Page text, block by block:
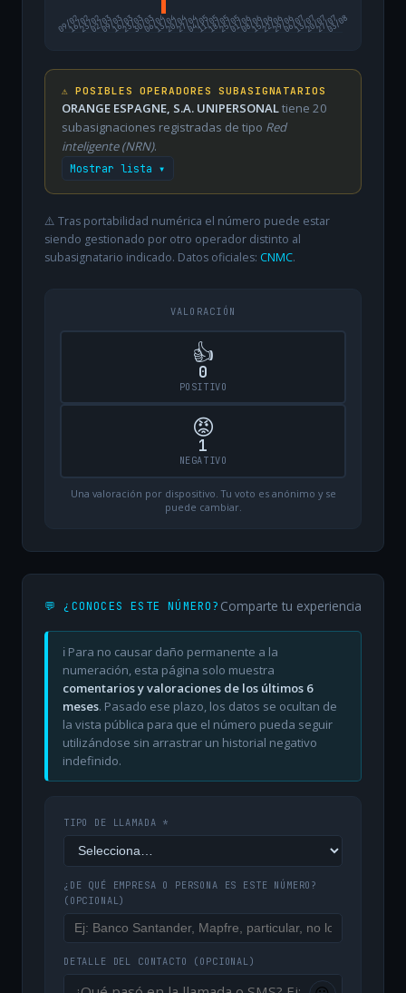
09/02
16/0223/0202/0309/0316/0323/0330/0306/0413/0420/0427/0404/0511/0518/0525/0501/0608/0615/0622/0629/0606/0713/0720/0727/07
03/08
⚠️ POSIBLES OPERADORES SUBASIGNATARIOS
ORANGE ESPAGNE, S.A. UNIPERSONALtiene 20
subasignaciones registradas de tipo Red
inteligente (NRN).
Mostrar lista ▾
⚠️ Tras portabilidad numérica el número puede estar
siendo gestionado por otro operador distinto al
subasignatario indicado. Datos oficiales: CNMC.
VALORACIÓN
👍
0
POSITIVO
😡
1
NEGATIVO
Una valoración por dispositivo. Tu voto es anónimo y se
puede cambiar.
💬 ¿CONOCES ESTE NÚMERO? Comparte tu experiencia
ℹ️ Para no causar daño permanente a la
numeración, esta página solo muestra
comentarios y valoraciones de los últimos 6
meses. Pasado ese plazo, los datos se ocultan de
la vista pública para que el número pueda seguir
utilizándose sin arrastrar un historial negativo
indefinido.
TIPO DE LLAMADA *
¿DE QUÉ EMPRESA O PERSONA ES ESTE NÚMERO?
(OPCIONAL)
DETALLE DEL CONTACTO (OPCIONAL)